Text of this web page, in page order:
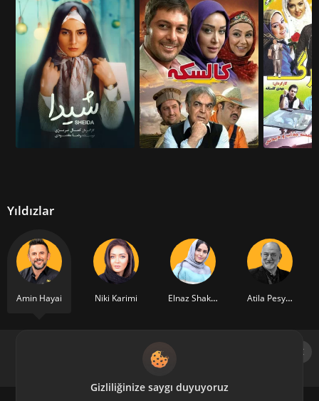
Yıldızlar
Amin Hayai Niki Karimi Elnaz Shakerdoost Atila Pesyani
Gizliliğinize saygı duyuyoruz